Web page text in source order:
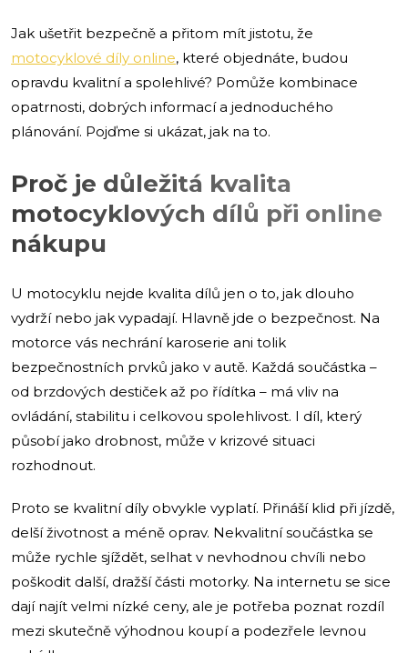
Jak ušetřit bezpečně a přitom mít jistotu, že
motocyklové díly online, které objednáte, budou
opravdu kvalitní a spolehlivé? Pomůže kombinace
opatrnosti, dobrých informací a jednoduchého
plánování. Pojďme si ukázat, jak na to.
Proč je důležitá kvalita
motocyklových dílů při online
nákupu
U motocyklu nejde kvalita dílů jen o to, jak dlouho
vydrží nebo jak vypadají. Hlavně jde o bezpečnost. Na
motorce vás nechrání karoserie ani tolik
bezpečnostních prvků jako v autě. Každá součástka –
od brzdových destiček až po řídítka – má vliv na
ovládání, stabilitu i celkovou spolehlivost. I díl, který
působí jako drobnost, může v krizové situaci
rozhodnout.
Proto se kvalitní díly obvykle vyplatí. Přináší klid při jízdě,
delší životnost a méně oprav. Nekvalitní součástka se
může rychle sjíždět, selhat v nevhodnou chvíli nebo
poškodit další, dražší části motorky. Na internetu se sice
dají najít velmi nízké ceny, ale je potřeba poznat rozdíl
mezi skutečně výhodnou koupí a podezřele levnou